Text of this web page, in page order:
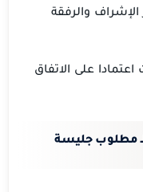
والرفقة
على الاتفاق
مطلوب جليسة